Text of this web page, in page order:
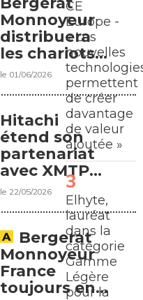
Monnoyeur
distribuera
les chariots
de Faresin
Industries
le 01/06/2026
Hitachi
étend son
partenariat
avec XMTP
dans le
grand Sud-
le 22/05/2026
Bergerat
Monnoyeur
France
toujours en
CE
Europe -
« Les
nouvelles
permettent
de créer
davantage
de valeur
ajoutée »
Elhyte,
lauréat
dans la
catégorie
Gamme
Légère
pour la